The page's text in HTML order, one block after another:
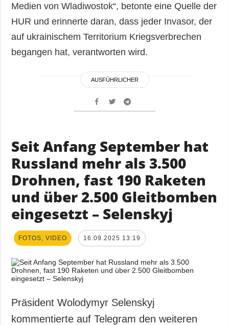
Medien von Wladiwostok“, betonte eine Quelle der
HUR und erinnerte daran, dass jeder Invasor, der
auf ukrainischem Territorium Kriegsverbrechen
begangen hat, verantworten wird.
AUSFÜHRLICHER
Seit Anfang September hat
Russland mehr als 3.500
Drohnen, fast 190 Raketen
und über 2.500 Gleitbomben
eingesetzt – Selenskyj
FOTOS, VIDEO 16.09.2025 13:19
Präsident Wolodymyr Selenskyj
kommentierte auf Telegram den weiteren